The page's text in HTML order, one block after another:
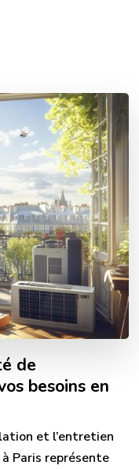
de
besoins en
et l’entretien
Paris représente